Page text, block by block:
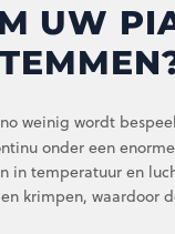
UW
weinig wordt
onder een
in temperatuur en
krimpen, waardoor